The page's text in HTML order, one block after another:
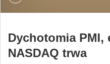
Dychotomia PMI,
NASDAQ trwa